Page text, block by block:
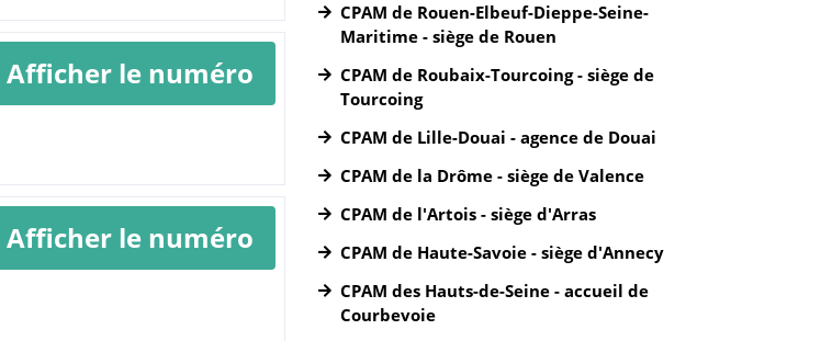
Afficher le numéro
Afficher le numéro
CPAM de Rouen-Elbeuf-Dieppe-Seine-
Maritime - siège de Rouen
CPAM de Roubaix-Tourcoing - siège de
Tourcoing
CPAM de Lille-Douai - agence de Douai
CPAM de la Drôme - siège de Valence
CPAM de l'Artois - siège d'Arras
CPAM de Haute-Savoie - siège d'Annecy
CPAM des Hauts-de-Seine - accueil de
Courbevoie